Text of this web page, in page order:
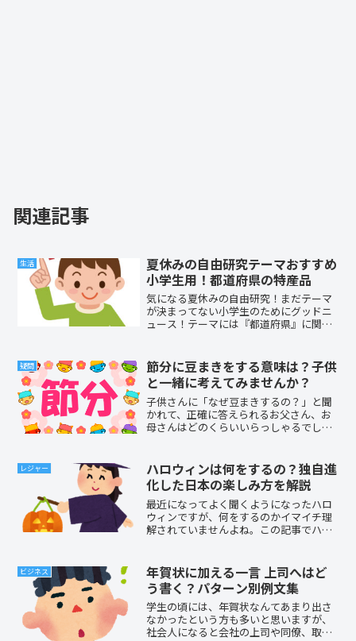
関連記事
生活
夏休みの自由研究テーマおすすめ
小学生用！都道府県の特産品
気になる夏休みの自由研究！まだテーマ
が決まってない小学生のためにグッドニ
ュース！テーマには『都道府県』に関す
由研究のテーマが決まらないあなたのた
めに！自由研究のテーマの...
疑問
節分に豆まきをする意味は？子供
と一緒に考えてみませんか？
子供さんに「なぜ豆まきするの？」と聞
かれて、正確に答えられるお父さん、お
母さんはどのくらいいらっしゃるでしょ
フレーズですね。幼稚園や学校で子ども
さん達が鬼のお面を作っ...
レジャー
ハロウィンは何をするの？独自進
化した日本の楽しみ方を解説
最近になってよく聞くようになったハロ
ウィンですが、何をするのかイマイチ理
解されていませんよね。この記事でハロ
時期に注目されるようになったのがハロ
ウィンです。これは平成に...
ビジネス
年賀状に加える一言 上司へはど
う書く？パターン別例文集
学生の頃には、年賀状なんてあまり出さ
なかったという方も多いと思いますが、
社会人になると会社の上司や同僚、取引